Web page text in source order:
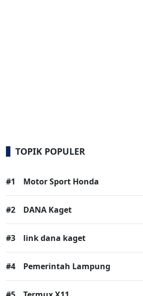
TOPIK POPULER
#1 Motor Sport Honda
#2 DANA Kaget
#3 link dana kaget
#4 Pemerintah Lampung